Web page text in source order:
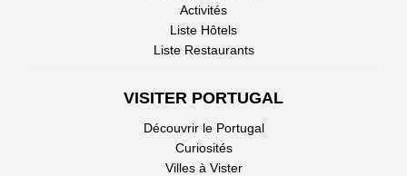
Activités
Liste Hôtels
Liste Restaurants
VISITER PORTUGAL
Découvrir le Portugal
Curiosités
Villes à Vister